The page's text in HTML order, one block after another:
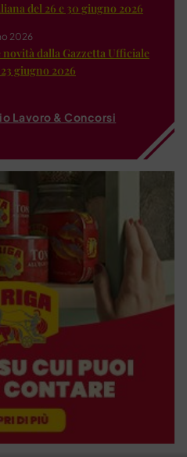
del 26 e 30 giugno 2026
2026
dalla Gazzetta Ufficiale
giugno 2026
Lavoro & Concorsi